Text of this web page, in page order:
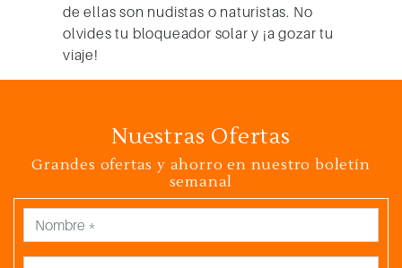
de ellas son nudistas o naturistas. No
olvides tu bloqueador solar y ¡a gozar tu
viaje!
Nuestras Ofertas
Grandes ofertas y ahorro en nuestro boletín
semanal